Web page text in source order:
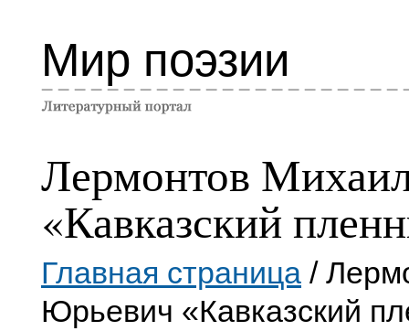
Мир поэзии
Лермонтов
«Кавказский
Главная страница /
Юрьевич «Кавказский